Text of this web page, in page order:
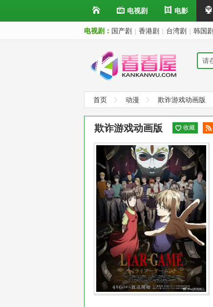
电视剧 电影
电视剧： 国产剧 香港剧 台湾剧 韩国剧
首页 动漫 欺诈游戏动画版
欺诈游戏动画版 收藏